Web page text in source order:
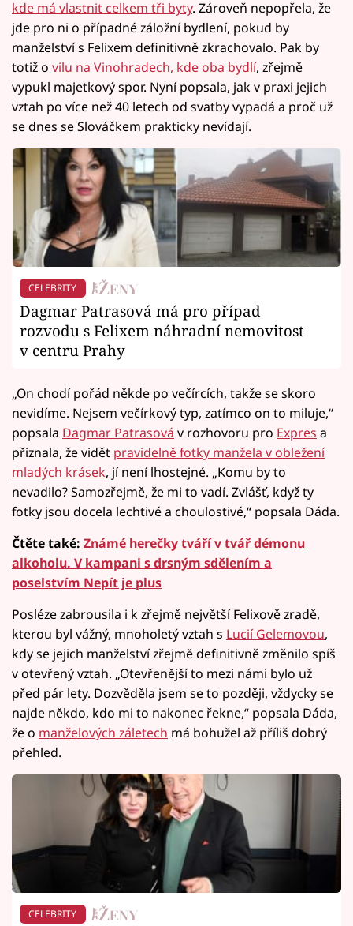
kde má vlastnit celkem tři byty. Zároveň nepopřela, že
jde pro ni o případné záložní bydlení, pokud by
manželství s Felixem definitivně zkrachovalo. Pak by
totiž o vilu na Vinohradech, kde oba bydlí, zřejmě
vypukl majetkový spor. Nyní popsala, jak v praxi jejich
vztah po více než 40 letech od svatby vypadá a proč už
se dnes se Slováčkem prakticky nevídají.
CELEBRITY
Dagmar Patrasová má pro případ
rozvodu s Felixem náhradní nemovitost
v centru Prahy
„On chodí pořád někde po večírcích, takže se skoro
nevidíme. Nejsem večírkový typ, zatímco on to miluje,“
popsala Dagmar Patrasová v rozhovoru pro Expres a
přiznala, že vidět pravidelně fotky manžela v obležení
mladých krásek, jí není lhostejné. „Komu by to
nevadilo? Samozřejmě, že mi to vadí. Zvlášť, když ty
fotky jsou docela lechtivé a choulostivé,“ popsala Dáda.
Čtěte také: Známé herečky tváří v tvář démonu
alkoholu. V kampani s drsným sdělením a
poselstvím Nepít je plus
Posléze zabrousila i k zřejmě největší Felixově zradě,
kterou byl vážný, mnoholetý vztah s Lucií Gelemovou,
kdy se jejich manželství zřejmě definitivně změnilo spíš
v otevřený vztah. „Otevřenější to mezi námi bylo už
před pár lety. Dozvěděla jsem se to později, vždycky se
najde někdo, kdo mi to nakonec řekne,“ popsala Dáda,
že o manželových záletech má bohužel až příliš dobrý
přehled.
CELEBRITY